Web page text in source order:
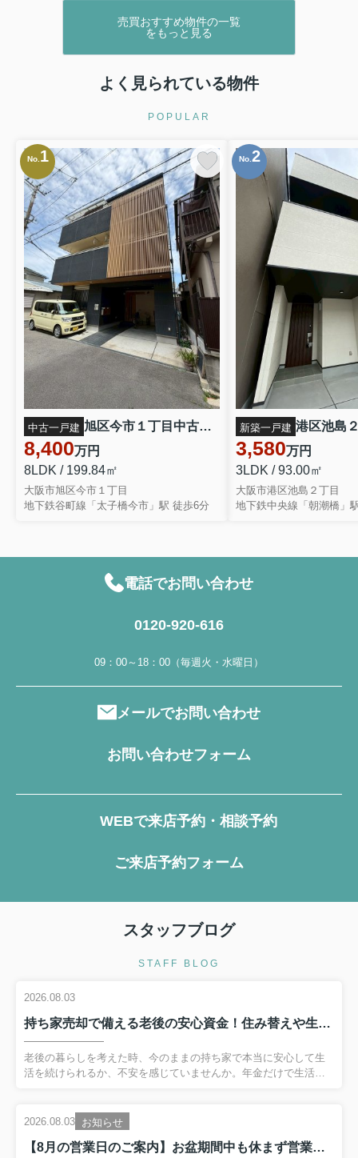
売買おすすめ物件の一覧
をもっと見る
よく見られている物件
POPULAR
No. 1
中古一戸建 旭区今市１丁目中古戸建
8,400万円
8LDK / 199.84㎡
大阪市旭区今市１丁目
地下鉄谷町線「太子橋今市」駅 徒歩6分
No. 2
新築一戸建
3,580万円
3LDK / 93.00㎡
大阪市港区池島２丁目
地下鉄中央線「朝潮橋」
電話でお問い合わせ
0120-920-616
09：00～18：00（毎週火・水曜日）
メールでお問い合わせ
お問い合わせフォーム
WEBで来店予約・相談予約
ご来店予約フォーム
スタッフブログ
STAFF BLOG
2026.08.03
持ち家売却で備える老後の安心資金！住み替えや生活設計の考え方を解説
老後の暮らしを考えた時、今のままの持ち家で本当に安心して生
活を続けられるか、不安を感じていませんか。年金だけで生活費
を迎える老夫婦にとって、持ち家を売却して老後資金を確保する
選択肢は、生活設計を大きく左右します。ただし、焦って決めて
しまう前に、いくら資金が必要なのか、どんな方法があるのかを
2026.08.03 お知らせ
【8月の営業日のご案内】お盆期間中も休まず営業いたします！